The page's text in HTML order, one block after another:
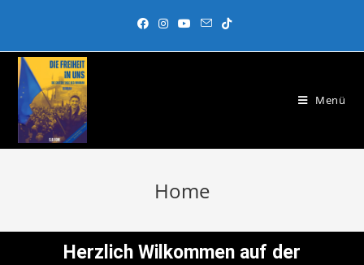
Menü
Home
Herzlich Wilkommen auf der